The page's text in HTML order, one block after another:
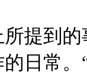
到的
日常